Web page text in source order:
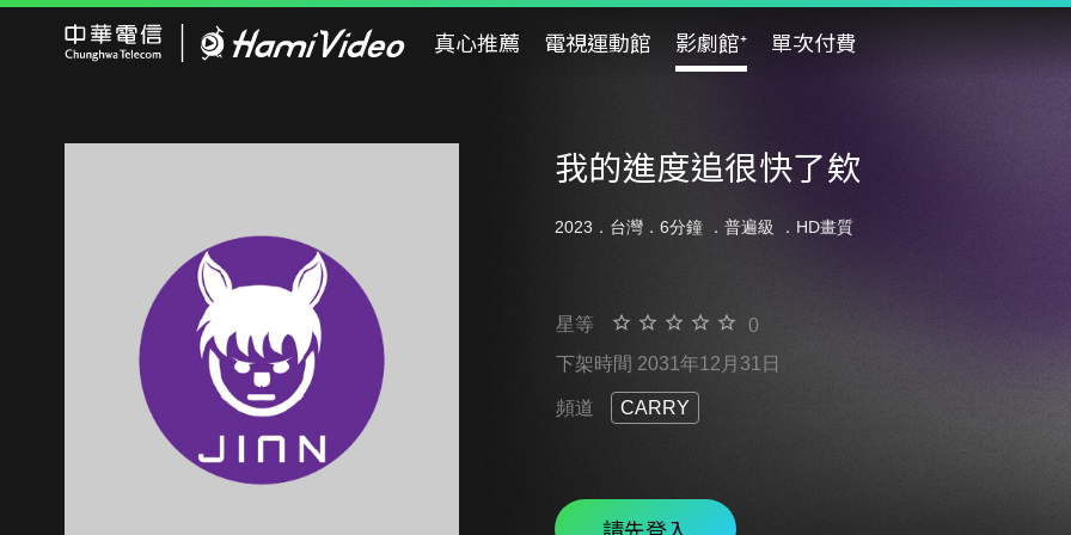
真心推薦 電視運動館 影劇館⁺ 單次付費
我的進度追很快了欸
2023．台灣．6分鐘 ． 普遍級 ．HD畫質
星等
0
下架時間 2031年12月31日
頻道 CARRY